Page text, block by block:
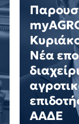
Νέα
ΑΑΔΕ